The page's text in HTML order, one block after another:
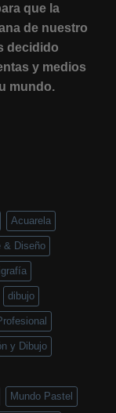
que la
de nuestro
decidido
y medios
mundo.
Acuarela
& Diseño
dibujo
y Dibujo
Mundo Pastel